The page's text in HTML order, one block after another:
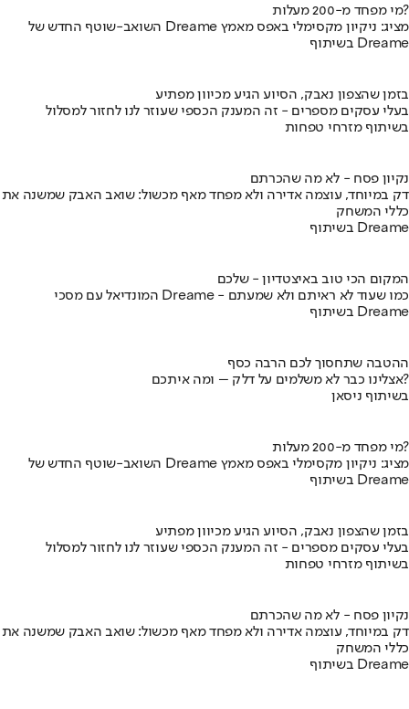
מי מפחד מ-200 מעלות?
השואב-שוטף החדש של Dreame מציג: ניקיון מקסימלי באפס מאמץ
בשיתוף Dreame
בזמן שהצפון נאבק, הסיוע הגיע מכיוון מפתיע
בעלי עסקים מספרים - זה המענק הכספי שעוזר לנו לחזור למסלול
בשיתוף מזרחי טפחות
נקיון פסח - לא מה שהכרתם
דק במיוחד, עוצמה אדירה ולא מפחד מאף מכשול: שואב האבק שמשנה את
כללי המשחק
בשיתוף Dreame
המקום הכי טוב באיצטדיון - שלכם
המונדיאל עם מסכי Dreame - כמו שעוד לא ראיתם ולא שמעתם
בשיתוף Dreame
ההטבה שתחסוך לכם הרבה כסף
אצלינו כבר לא משלמים על דלק – ומה איתכם?
בשיתוף ניסאן
מי מפחד מ-200 מעלות?
השואב-שוטף החדש של Dreame מציג: ניקיון מקסימלי באפס מאמץ
בשיתוף Dreame
בזמן שהצפון נאבק, הסיוע הגיע מכיוון מפתיע
בעלי עסקים מספרים - זה המענק הכספי שעוזר לנו לחזור למסלול
בשיתוף מזרחי טפחות
נקיון פסח - לא מה שהכרתם
דק במיוחד, עוצמה אדירה ולא מפחד מאף מכשול: שואב האבק שמשנה את
כללי המשחק
בשיתוף Dreame